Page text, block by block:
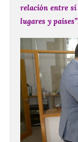
relación entre sí
lugares y